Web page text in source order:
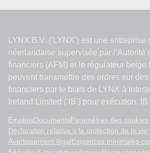
EmploisDocumentsParamètres des cookies
Déclaration relative à la protection de la vie
Avertissement légalExigences minimales